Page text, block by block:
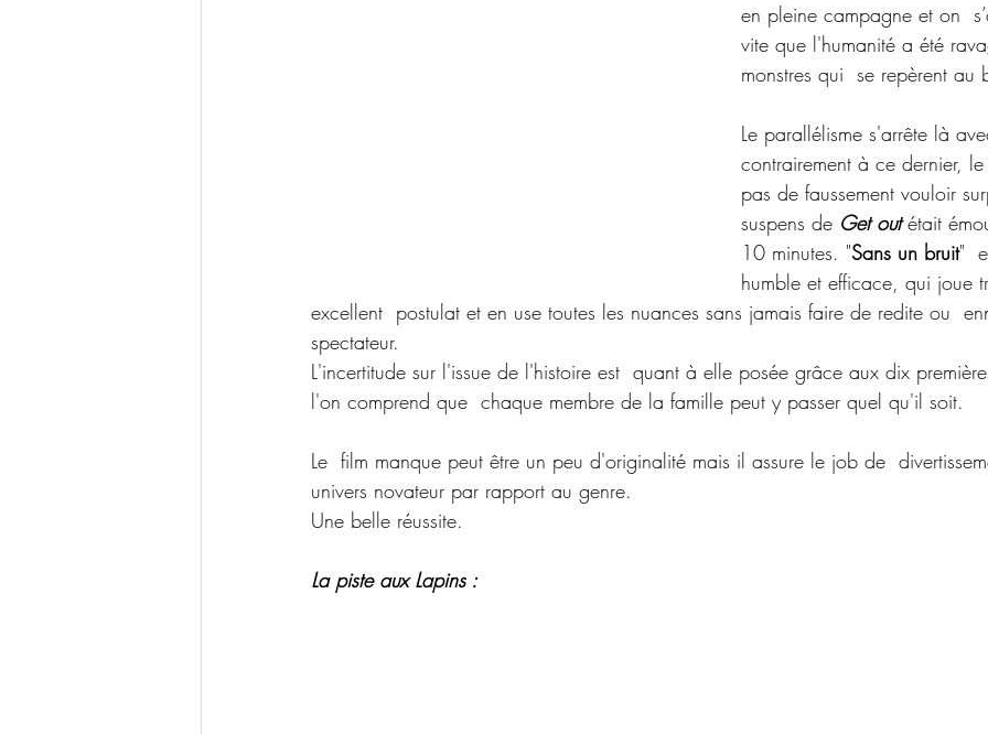
en pleine campagne et on
vite que l'humanité a été
monstres qui  se repèrent au
Le parallélisme s'arrête là
contrairement à ce dernier,
pas de faussement vouloir
suspens de Get out était
10 minutes. "Sans un bruit"
humble et efficace, qui joue
excellent  postulat et en use toutes les nuances sans jamais faire de redite ou
spectateur.
L'incertitude sur l'issue de l'histoire est  quant à elle posée grâce aux dix
l'on comprend que  chaque membre de la famille peut y passer quel qu'il soit.
Le  film manque peut être un peu d'originalité mais il assure le job de
univers novateur par rapport au genre.
Une belle réussite.
La piste aux Lapins :